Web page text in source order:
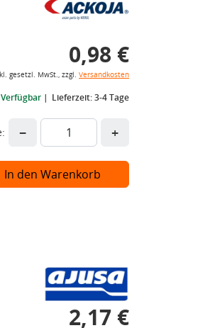
0,98 €
gesetzl. MwSt., zzgl. Versandkosten
Verfügbar Lieferzeit: 3-4 Tage
− +
In den Warenkorb
2,17 €